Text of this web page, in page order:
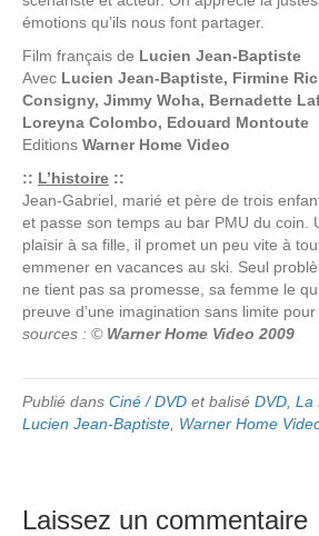
émotions qu’ils nous font partager.
Film français de Lucien Jean-Baptiste
Avec Lucien Jean-Baptiste, Firmine
Consigny, Jimmy Woha, Bernadette
Loreyna Colombo, Edouard Montoute
Editions Warner Home Video
:: L’histoire ::
Jean-Gabriel, marié et père de trois
et passe son temps au bar PMU du coin.
plaisir à sa fille, il promet un peu vite à
emmener en vacances au ski. Seul
ne tient pas sa promesse, sa femme le
preuve d’une imagination sans limite
sources : © Warner Home Video 2009
Publié dans Ciné / DVD et balisé DVD La
Lucien Jean-Baptiste Warner Home
Laissez un commentaire